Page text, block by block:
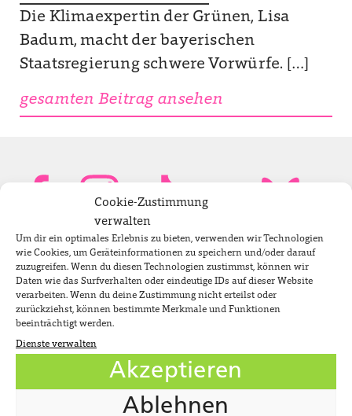
Cookie-Zustimmung
verwalten
Um dir ein optimales Erlebnis zu bieten, verwenden wir Technologien
wie Cookies, um Geräteinformationen zu speichern und/oder darauf
zuzugreifen. Wenn du diesen Technologien zustimmst, können wir
Daten wie das Surfverhalten oder eindeutige IDs auf dieser Website
verarbeiten. Wenn du deine Zustimmung nicht erteilst oder
zurückziehst, können bestimmte Merkmale und Funktionen
beeinträchtigt werden.
Dienste verwalten
Akzeptieren
Ablehnen
Die Klimaexpertin der Grünen, Lisa
Badum, macht der bayerischen
Staatsregierung schwere Vorwürfe. […]
gesamten Beitrag ansehen
Bundestagsabgeordnete
Newsletter
Impressum
Datenschutzerklärung